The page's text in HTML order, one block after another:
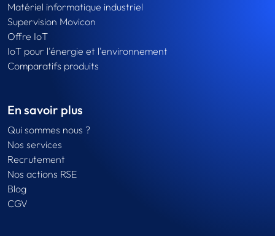
Matériel informatique industriel
Supervision Movicon
Offre IoT
IoT pour l'énergie et l'environnement
Comparatifs produits
En savoir plus
Qui sommes nous ?
Nos services
Recrutement
Nos actions RSE
Blog
CGV